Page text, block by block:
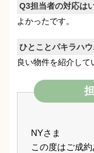
Q3担当者の対応は
よかったです。
ひとことパキラハ
良い物件を紹介して
NYさま
この度はご成